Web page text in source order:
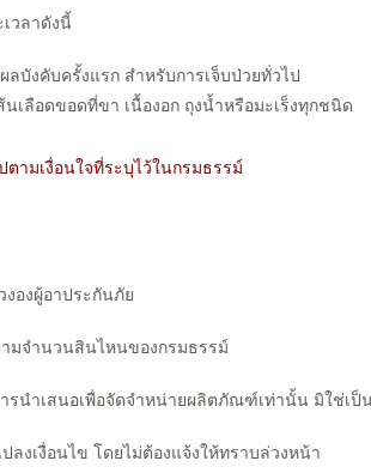
วลาดังนี้
บังคับครั้งแรก สำหรับการเจ็บป่วยทั่วไป
เลือดขอดที่ขา เนื้องอก ถุงน้ำหรือมะเร็งทุกชนิด
ามเงื่อนใจที่ระบุไว้ในกรมธรรม์
องผู้อาประกันภัย
มจำนวนสินไหนของกรมธรรม์
ารนำเสนอเพื่อจัดจำหน่ายผลิตภัณฑ์เท่านั้น มิใช่
ปลงเงื่อนไข โดยไม่ต้องแจ้งให้ทราบล่วงหน้า